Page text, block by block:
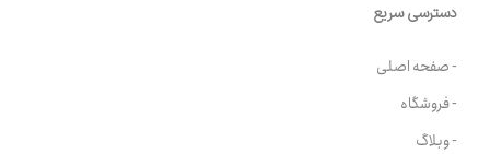
دسترسی سریع
- صفحه اصلی
- فروشگاه
- وبلاگ